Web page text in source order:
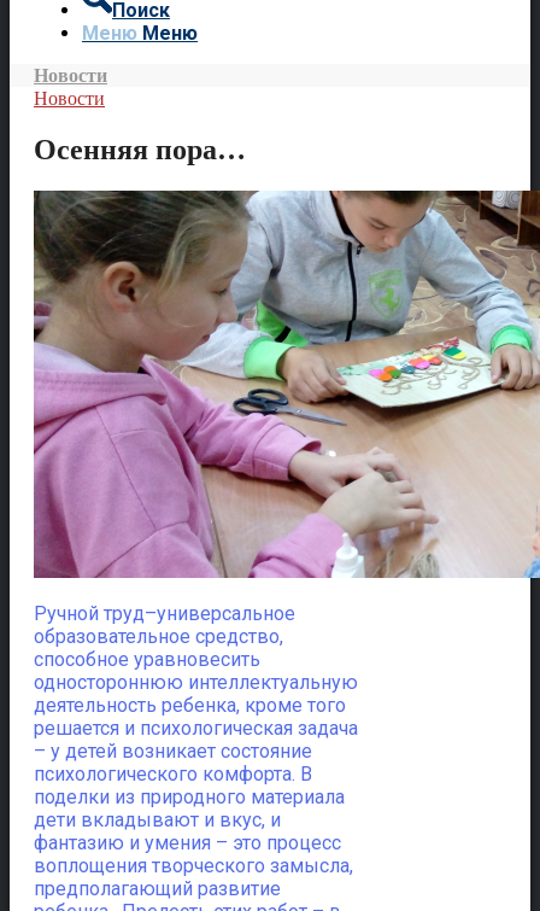
Поиск
Меню Меню
Новости
Новости
Осенняя пора…
Ручной труд–универсальное
образовательное средство,
способное уравновесить
одностороннюю интеллектуальную
деятельность ребенка, кроме того
решается и психологическая задача
– у детей возникает состояние
психологического комфорта. В
поделки из природного материала
дети вкладывают и вкус, и
фантазию и умения – это процесс
воплощения творческого замысла,
предполагающий развитие